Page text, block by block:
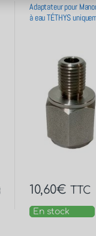
Adaptateur pour
à eau TÉTHYS
10,60€ TTC
En stock